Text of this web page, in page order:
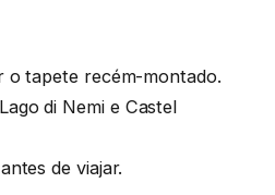
o tapete recém-montado.
di Nemi e Castel
de viajar.